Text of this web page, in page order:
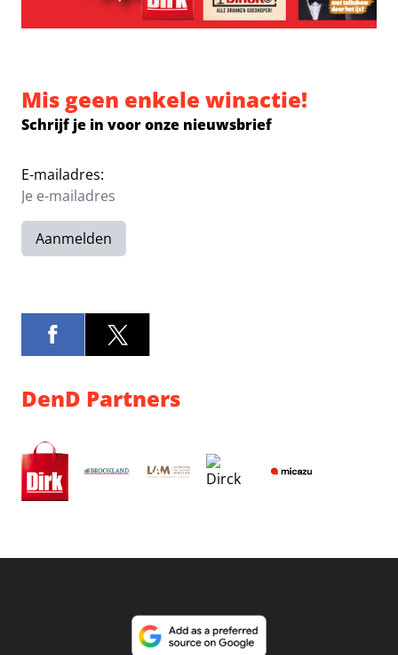
Mis geen enkele winactie!
Schrijf je in voor onze nieuwsbrief
E-mailadres:
Aanmelden
DenD Partners